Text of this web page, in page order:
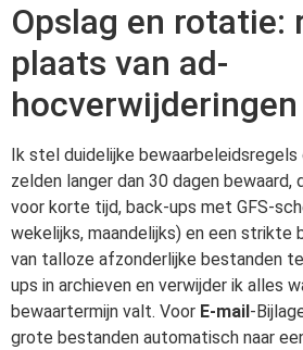
Opslag en rotatie:
plaats van ad-
hocverwijderingen
Ik stel duidelijke bewaarbeleidsregels
zelden langer dan 30 dagen
voor korte tijd, back-ups met GFS-
wekelijks, maandelijks) en een strikte
van talloze afzonderlijke bestanden
ups in archieven en verwijder ik alles
bewaartermijn valt. Voor E-mail-
grote bestanden automatisch naar